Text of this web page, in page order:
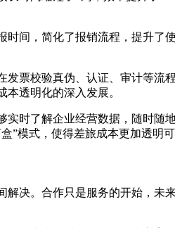
间，简化了报销流程，提升
票校验真伪、认证、审计等
透明化的深入发展。
时了解企业经营数据，随时
”模式，使得差旅成本更加透明可
决。合作只是服务的开始，未